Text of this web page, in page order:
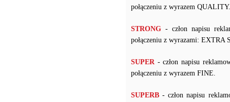
połączeniu z wyrazem QUALITY.
STRONG - człon napisu
połączeniu z wyrazami: EXTRA
SUPER- człon napisu
połączeniu z wyrazem FINE.
SUPERB - człon napisu